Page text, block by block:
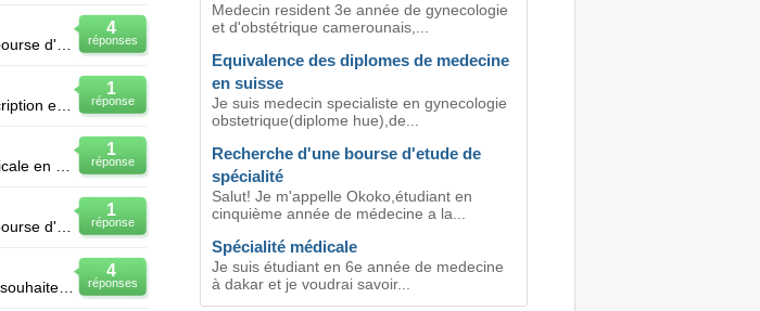
4
réponses
1
réponse
Je suis etudiant en 7eme année de medecine je cherche une inscription en CES de gynecologie obstetri
1
réponse
1
réponse
4
réponses
Bonjour je suis medecin specialiste en gynecologie obstetrique je souhaiterais que vous m'orientiez
Medecin resident 3e année de gynecologie
et d'obstétrique camerounais,...
Equivalence des diplomes de medecine
en suisse
Je suis medecin specialiste en gynecologie
obstetrique(diplome hue),de...
Recherche d'une bourse d'etude de
spécialité
Salut! Je m'appelle Okoko,étudiant en
cinquième année de médecine a la...
Spécialité médicale
Je suis étudiant en 6e année de medecine
à dakar et je voudrai savoir...